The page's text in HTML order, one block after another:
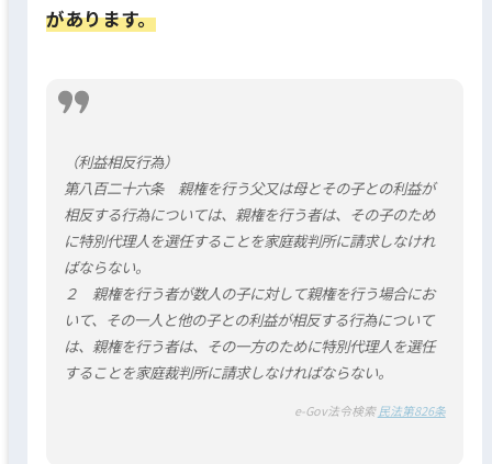
があります。
（利益相反行為）
第八百二十六条 親権を行う父又は母とその子との利益が
相反する行為については、親権を行う者は、その子のため
に特別代理人を選任することを家庭裁判所に請求しなけれ
ばならない。
２ 親権を行う者が数人の子に対して親権を行う場合にお
いて、その一人と他の子との利益が相反する行為について
は、親権を行う者は、その一方のために特別代理人を選任
することを家庭裁判所に請求しなければならない。
e-Gov法令検索 民法第826条